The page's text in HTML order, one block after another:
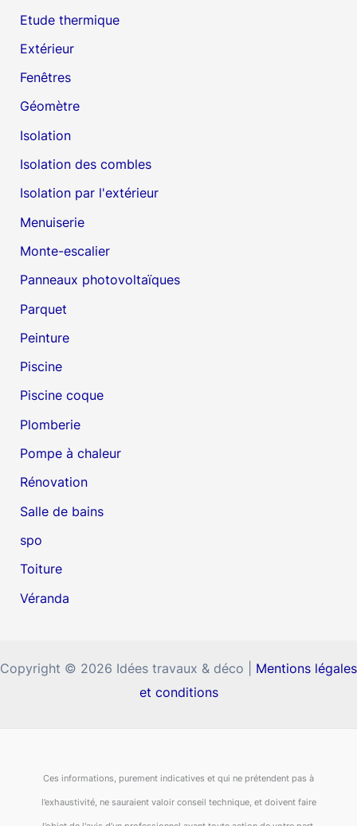
Etude thermique
Extérieur
Fenêtres
Géomètre
Isolation
Isolation des combles
Isolation par l'extérieur
Menuiserie
Monte-escalier
Panneaux photovoltaïques
Parquet
Peinture
Piscine
Piscine coque
Plomberie
Pompe à chaleur
Rénovation
Salle de bains
spo
Toiture
Véranda
Copyright © 2026 Idées travaux & déco | Mentions légales
et conditions
Ces informations, purement indicatives et qui ne prétendent pas à
l’exhaustivité, ne sauraient valoir conseil technique, et doivent faire